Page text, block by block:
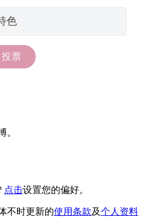
。
点击设置您的偏好。
不时更新的使用条款及个人资料